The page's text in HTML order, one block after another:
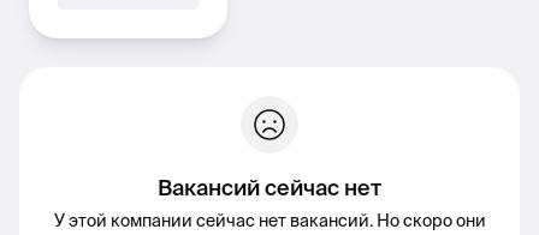
Вакансий сейчас нет
У этой компании сейчас нет вакансий. Но скоро они